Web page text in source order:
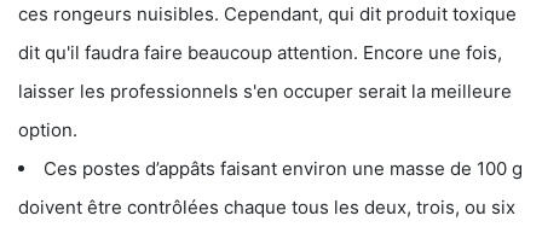
ces rongeurs nuisibles. Cependant, qui dit produit toxique
dit qu'il faudra faire beaucoup attention. Encore une fois,
laisser les professionnels s'en occuper serait la meilleure
option.
Ces postes d’appâts faisant environ une masse de 100 g
doivent être contrôlées chaque tous les deux, trois, ou six